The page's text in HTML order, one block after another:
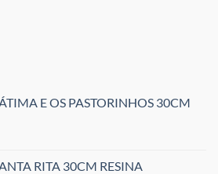
E OS PASTORINHOS 30CM
RITA 30CM RESINA